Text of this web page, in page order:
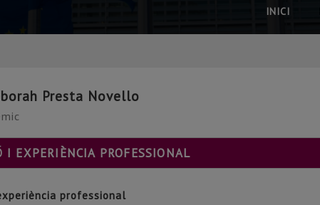
INICI
Presta Novello
I EXPERIÈNCIA PROFESSIONAL
professional